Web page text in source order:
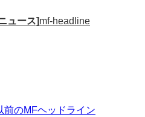
ュース]mf-headline
前のMFヘッドライン